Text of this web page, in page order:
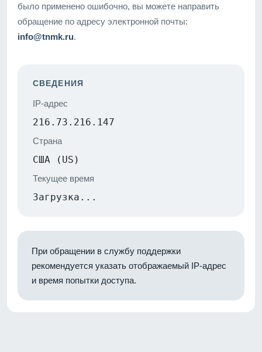
было применено ошибочно, вы можете направить
обращение по адресу электронной почты:
info@tnmk.ru.
СВЕДЕНИЯ
IP-адрес
216.73.216.147
Страна
США (US)
Текущее время
Загрузка...
При обращении в службу поддержки
рекомендуется указать отображаемый IP-адрес
и время попытки доступа.